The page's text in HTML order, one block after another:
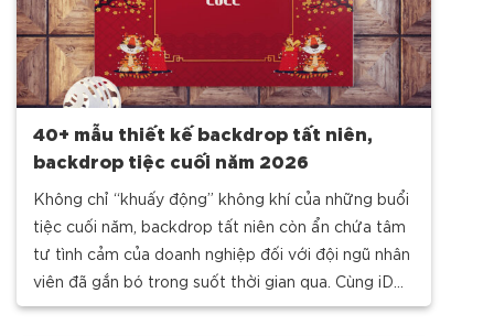
40+ mẫu thiết kế backdrop tất niên,
backdrop tiệc cuối năm 2026
Không chỉ “khuấy động” không khí của những buổi
tiệc cuối năm, backdrop tất niên còn ẩn chứa tâm
tư tình cảm của doanh nghiệp đối với đội ngũ nhân
viên đã gắn bó trong suốt thời gian qua. Cùng iDO
Design khám phá một